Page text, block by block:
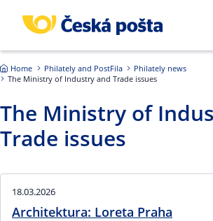
Home Philately and PostFila
Philately news
The Ministry of Industry and Trade issues
The Ministry of
Trade issues
18.03.2026
Architektura: Loreta Praha